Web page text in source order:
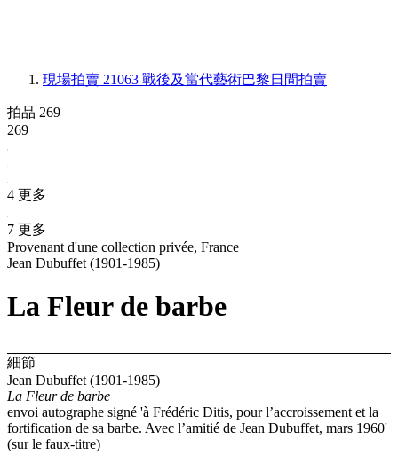
現場拍賣 21063 戰後及當代藝術巴黎日間拍賣
拍品 269
269
4 更多
7 更多
Provenant d'une collection privée, France
Jean Dubuffet (1901-1985)
La Fleur de barbe
細節
Jean Dubuffet (1901-1985)
La Fleur de barbe
envoi autographe signé 'à Frédéric Ditis, pour l’accroissement et la
fortification de sa barbe. Avec l’amitié de Jean Dubuffet, mars 1960'
(sur le faux-titre)